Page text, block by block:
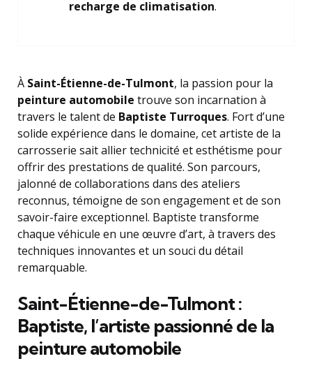
recharge de climatisation.
À Saint-Étienne-de-Tulmont, la passion pour la
peinture automobile trouve son incarnation à
travers le talent de Baptiste Turroques. Fort d’une
solide expérience dans le domaine, cet artiste de la
carrosserie sait allier technicité et esthétisme pour
offrir des prestations de qualité. Son parcours,
jalonné de collaborations dans des ateliers
reconnus, témoigne de son engagement et de son
savoir-faire exceptionnel. Baptiste transforme
chaque véhicule en une œuvre d’art, à travers des
techniques innovantes et un souci du détail
remarquable.
Saint-Étienne-de-Tulmont :
Baptiste, l’artiste passionné de la
peinture automobile